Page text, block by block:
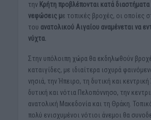
τηνΚρήτη προβλέπονται κατά διαστήματα
νεφώσεις με τοπικές βροχές, οι οποίες
του ανατολικού Αιγαίου αναμένεται να
νύχτα.
Στην υπόλοιπη χώρα θα εκδηλωθούν
καταιγίδες, με ιδιαίτερα ισχυρά
νησιά, την Ήπειρο, τη δυτική και
δυτική και νότια Πελοπόννησο, την
ανατολική Μακεδονία και τη Θράκη.
πολύ ενισχυμένοι νότιοι άνεμοι θα